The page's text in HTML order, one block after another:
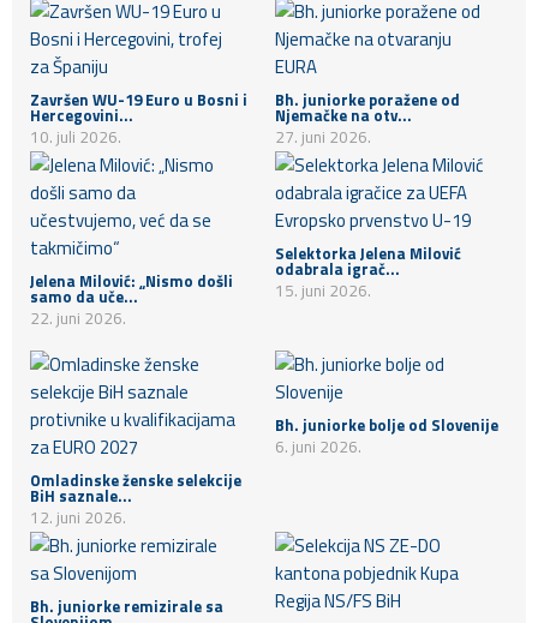
Završen WU-19 Euro u Bosni i
Hercegovini...
10. juli 2026.
Bh. juniorke poražene od
Njemačke na otv...
27. juni 2026.
Jelena Milović: „Nismo došli
samo da uče...
22. juni 2026.
Selektorka Jelena Milović
odabrala igrač...
15. juni 2026.
Omladinske ženske selekcije
BiH saznale...
12. juni 2026.
Bh. juniorke bolje od Slovenije
6. juni 2026.
Bh. juniorke remizirale sa